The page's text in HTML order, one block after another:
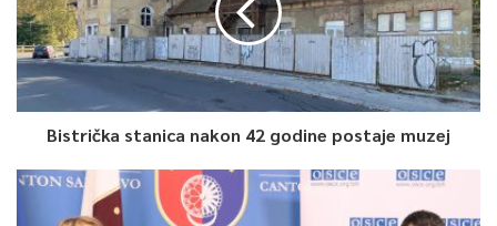
Bistrička stanica nakon 42 godine postaje muzej